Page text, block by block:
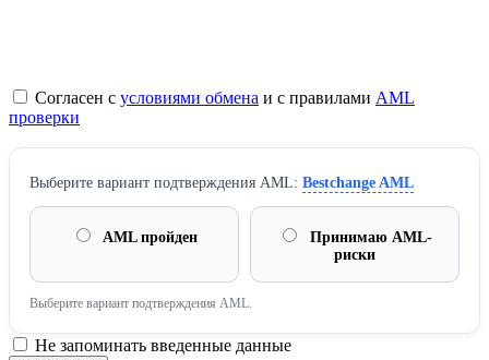
Согласен с условиями обмена и с правилами AML
проверки
Выберите вариант подтверждения AML: Bestchange AML
AML пройден
Принимаю AML-
риски
Выберите вариант подтверждения AML.
Не запоминать введенные данные